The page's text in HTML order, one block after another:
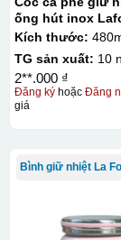
ống hút inox Lafonte
480ML – 012782
Kích thước:
TG sản xuất: 10
2**.000 ₫
Đăng kýhoặc Đăng
giá